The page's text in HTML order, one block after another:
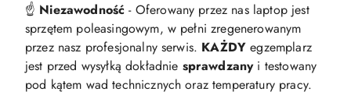
☝️ Niezawodność - Oferowany przez nas laptop jest
sprzętem poleasingowym, w pełni zregenerowanym
przez nasz profesjonalny serwis. KAŻDY egzemplarz
jest przed wysyłką dokładnie sprawdzanyi testowany
pod kątem wad technicznych oraz temperatury pracy.